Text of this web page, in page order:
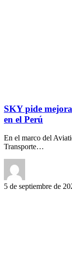
SKY pide
en el Perú
En el marco del
Transporte…
5 de septiembre de